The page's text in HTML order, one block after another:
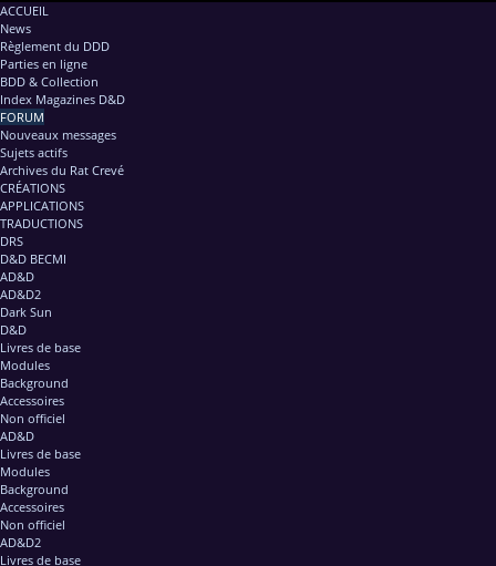
ACCUEIL
News
Règlement du DDD
Parties en ligne
BDD & Collection
Index Magazines D&D
FORUM
Nouveaux messages
Sujets actifs
Archives du Rat Crevé
CRÉATIONS
APPLICATIONS
TRADUCTIONS
DRS
D&D BECMI
AD&D
AD&D2
Dark Sun
D&D
Livres de base
Modules
Background
Accessoires
Non officiel
AD&D
Livres de base
Modules
Background
Accessoires
Non officiel
AD&D2
Livres de base